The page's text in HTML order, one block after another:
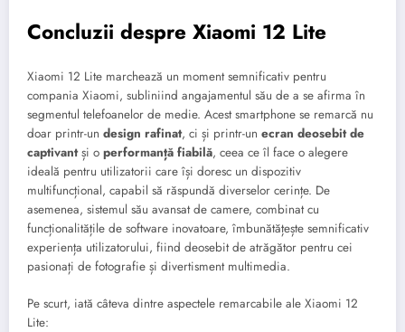
Concluzii despre Xiaomi 12 Lite
Xiaomi 12 Lite marchează un moment semnificativ pentru
compania Xiaomi, subliniind angajamentul său de a se afirma în
segmentul telefoanelor de medie. Acest smartphone se remarcă nu
doar printr-un design rafinat, ci și printr-un ecran deosebit de
captivantși o performanță fiabilă, ceea ce îl face o alegere
ideală pentru utilizatorii care își doresc un dispozitiv
multifuncțional, capabil să răspundă diverselor cerințe. De
asemenea, sistemul său avansat de camere, combinat cu
funcționalitățile de software inovatoare, îmbunătățește semnificativ
experiența utilizatorului, fiind deosebit de atrăgător pentru cei
pasionați de fotografie și divertisment multimedia.
Pe scurt, iată câteva dintre aspectele remarcabile ale Xiaomi 12
Lite: